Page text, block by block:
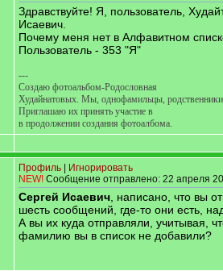
Здравствуйте! Я, пользователь,
Исаевич.
Почему меня нет в Алфавитном
Пользователь - 353 "Я"
---
Создаю фотоальбом-Родословная
Худайнатовых. Мы, однофамильцы,
Приглашаю их принять участие в
в продолжении создания фотоалбома.
Профиль
Игнорировать
NEW! Сообщение отправлено: 22 апреля
Сергей Исаевич , написано, что вы
шесть сообщений, где-то они есть,
А вы их куда отправляли, учитывая,
фамилию вы в список не добавили?